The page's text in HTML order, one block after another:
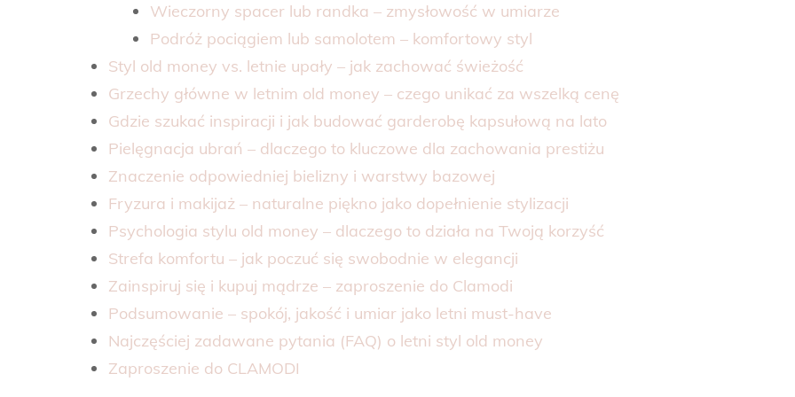
Wieczorny spacer lub randka – zmysłowość w umiarze
Podróż pociągiem lub samolotem – komfortowy styl
Styl old money vs. letnie upały – jak zachować świeżość
Grzechy główne w letnim old money – czego unikać za wszelką cenę
Gdzie szukać inspiracji i jak budować garderobę kapsułową na lato
Pielęgnacja ubrań – dlaczego to kluczowe dla zachowania prestiżu
Znaczenie odpowiedniej bielizny i warstwy bazowej
Fryzura i makijaż – naturalne piękno jako dopełnienie stylizacji
Psychologia stylu old money – dlaczego to działa na Twoją korzyść
Strefa komfortu – jak poczuć się swobodnie w elegancji
Zainspiruj się i kupuj mądrze – zaproszenie do Clamodi
Podsumowanie – spokój, jakość i umiar jako letni must-have
Najczęściej zadawane pytania (FAQ) o letni styl old money
Zaproszenie do CLAMODI